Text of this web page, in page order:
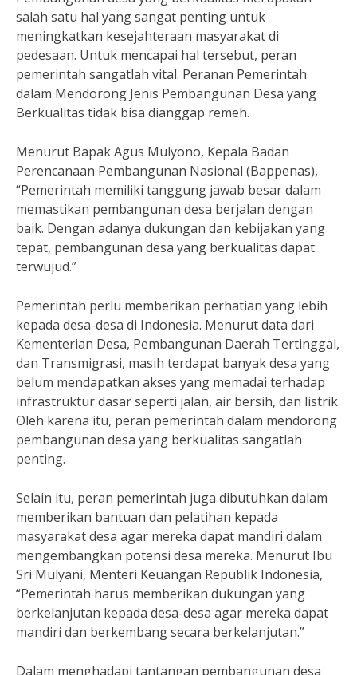
salah satu hal yang sangat penting untuk
meningkatkan kesejahteraan masyarakat di
pedesaan. Untuk mencapai hal tersebut, peran
pemerintah sangatlah vital. Peranan Pemerintah
dalam Mendorong Jenis Pembangunan Desa yang
Berkualitas tidak bisa dianggap remeh.
Menurut Bapak Agus Mulyono, Kepala Badan
Perencanaan Pembangunan Nasional (Bappenas),
“Pemerintah memiliki tanggung jawab besar dalam
memastikan pembangunan desa berjalan dengan
baik. Dengan adanya dukungan dan kebijakan yang
tepat, pembangunan desa yang berkualitas dapat
terwujud.”
Pemerintah perlu memberikan perhatian yang lebih
kepada desa-desa di Indonesia. Menurut data dari
Kementerian Desa, Pembangunan Daerah Tertinggal,
dan Transmigrasi, masih terdapat banyak desa yang
belum mendapatkan akses yang memadai terhadap
infrastruktur dasar seperti jalan, air bersih, dan listrik.
Oleh karena itu, peran pemerintah dalam mendorong
pembangunan desa yang berkualitas sangatlah
penting.
Selain itu, peran pemerintah juga dibutuhkan dalam
memberikan bantuan dan pelatihan kepada
masyarakat desa agar mereka dapat mandiri dalam
mengembangkan potensi desa mereka. Menurut Ibu
Sri Mulyani, Menteri Keuangan Republik Indonesia,
“Pemerintah harus memberikan dukungan yang
berkelanjutan kepada desa-desa agar mereka dapat
mandiri dan berkembang secara berkelanjutan.”
Dalam menghadapi tantangan pembangunan desa